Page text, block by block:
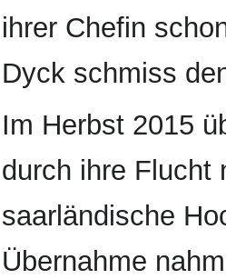
ihrer Chefin
Dyck schmiss
Im Herbst 2015
durch ihre Flucht
saarländische
Übernahme